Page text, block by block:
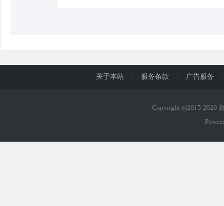
关于本站 / 服务条款 / 广告服务 /
Copyright ◎2015-2020